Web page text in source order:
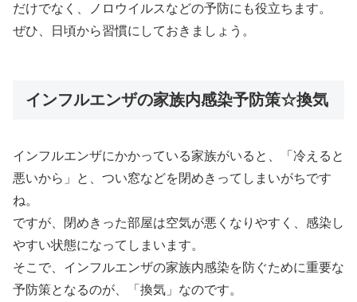
だけでなく、ノロウイルスなどの予防にも役立ちます。
ぜひ、日頃から習慣にしておきましょう。
インフルエンザの家族内感染予防策☆換気
インフルエンザにかかっている家族がいると、「冷えると
悪いから」と、つい窓などを閉めきってしまいがちです
ね。
ですが、閉めきった部屋は空気が悪くなりやすく、感染し
やすい状態になってしまいます。
そこで、インフルエンザの家族内感染を防ぐために重要な
予防策となるのが、「換気」なのです。